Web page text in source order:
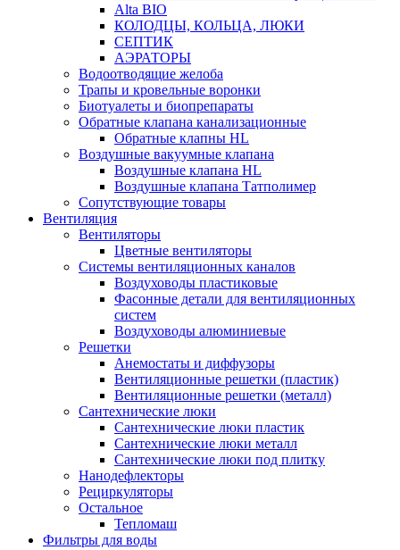
Alta BIO
КОЛОДЦЫ, КОЛЬЦА, ЛЮКИ
СЕПТИК
АЭРАТОРЫ
Водоотводящие желоба
Трапы и кровельные воронки
Биотуалеты и биопрепараты
Обратные клапана канализационные
Обратные клапны HL
Воздушные вакуумные клапана
Воздушные клапана HL
Воздушные клапана Татполимер
Сопутствующие товары
Вентиляция
Вентиляторы
Цветные вентиляторы
Системы вентиляционных каналов
Воздуховоды пластиковые
Фасонные детали для вентиляционных
систем
Воздуховоды алюминиевые
Решетки
Анемостаты и диффузоры
Вентиляционные решетки (пластик)
Вентиляционные решетки (металл)
Сантехнические люки
Сантехнические люки пластик
Сантехнические люки металл
Сантехнические люки под плитку
Нанодефлекторы
Рециркуляторы
Остальное
Тепломаш
Фильтры для воды